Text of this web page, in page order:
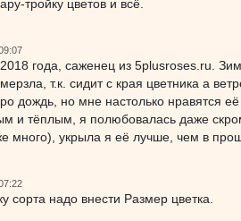
тройку цветов и всё.
года, саженец из 5plusroses.ru.
т.к. сидит с края цветника а
дождь, но мне настолько нравятся
и тёплым, я полюбовалась даже
много), укрыла я её лучше, чем в
сорта надо внести Размер цветка.